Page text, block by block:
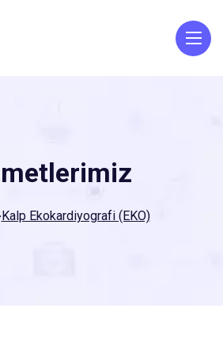
Kalp Ekokardiyografi (EKO)